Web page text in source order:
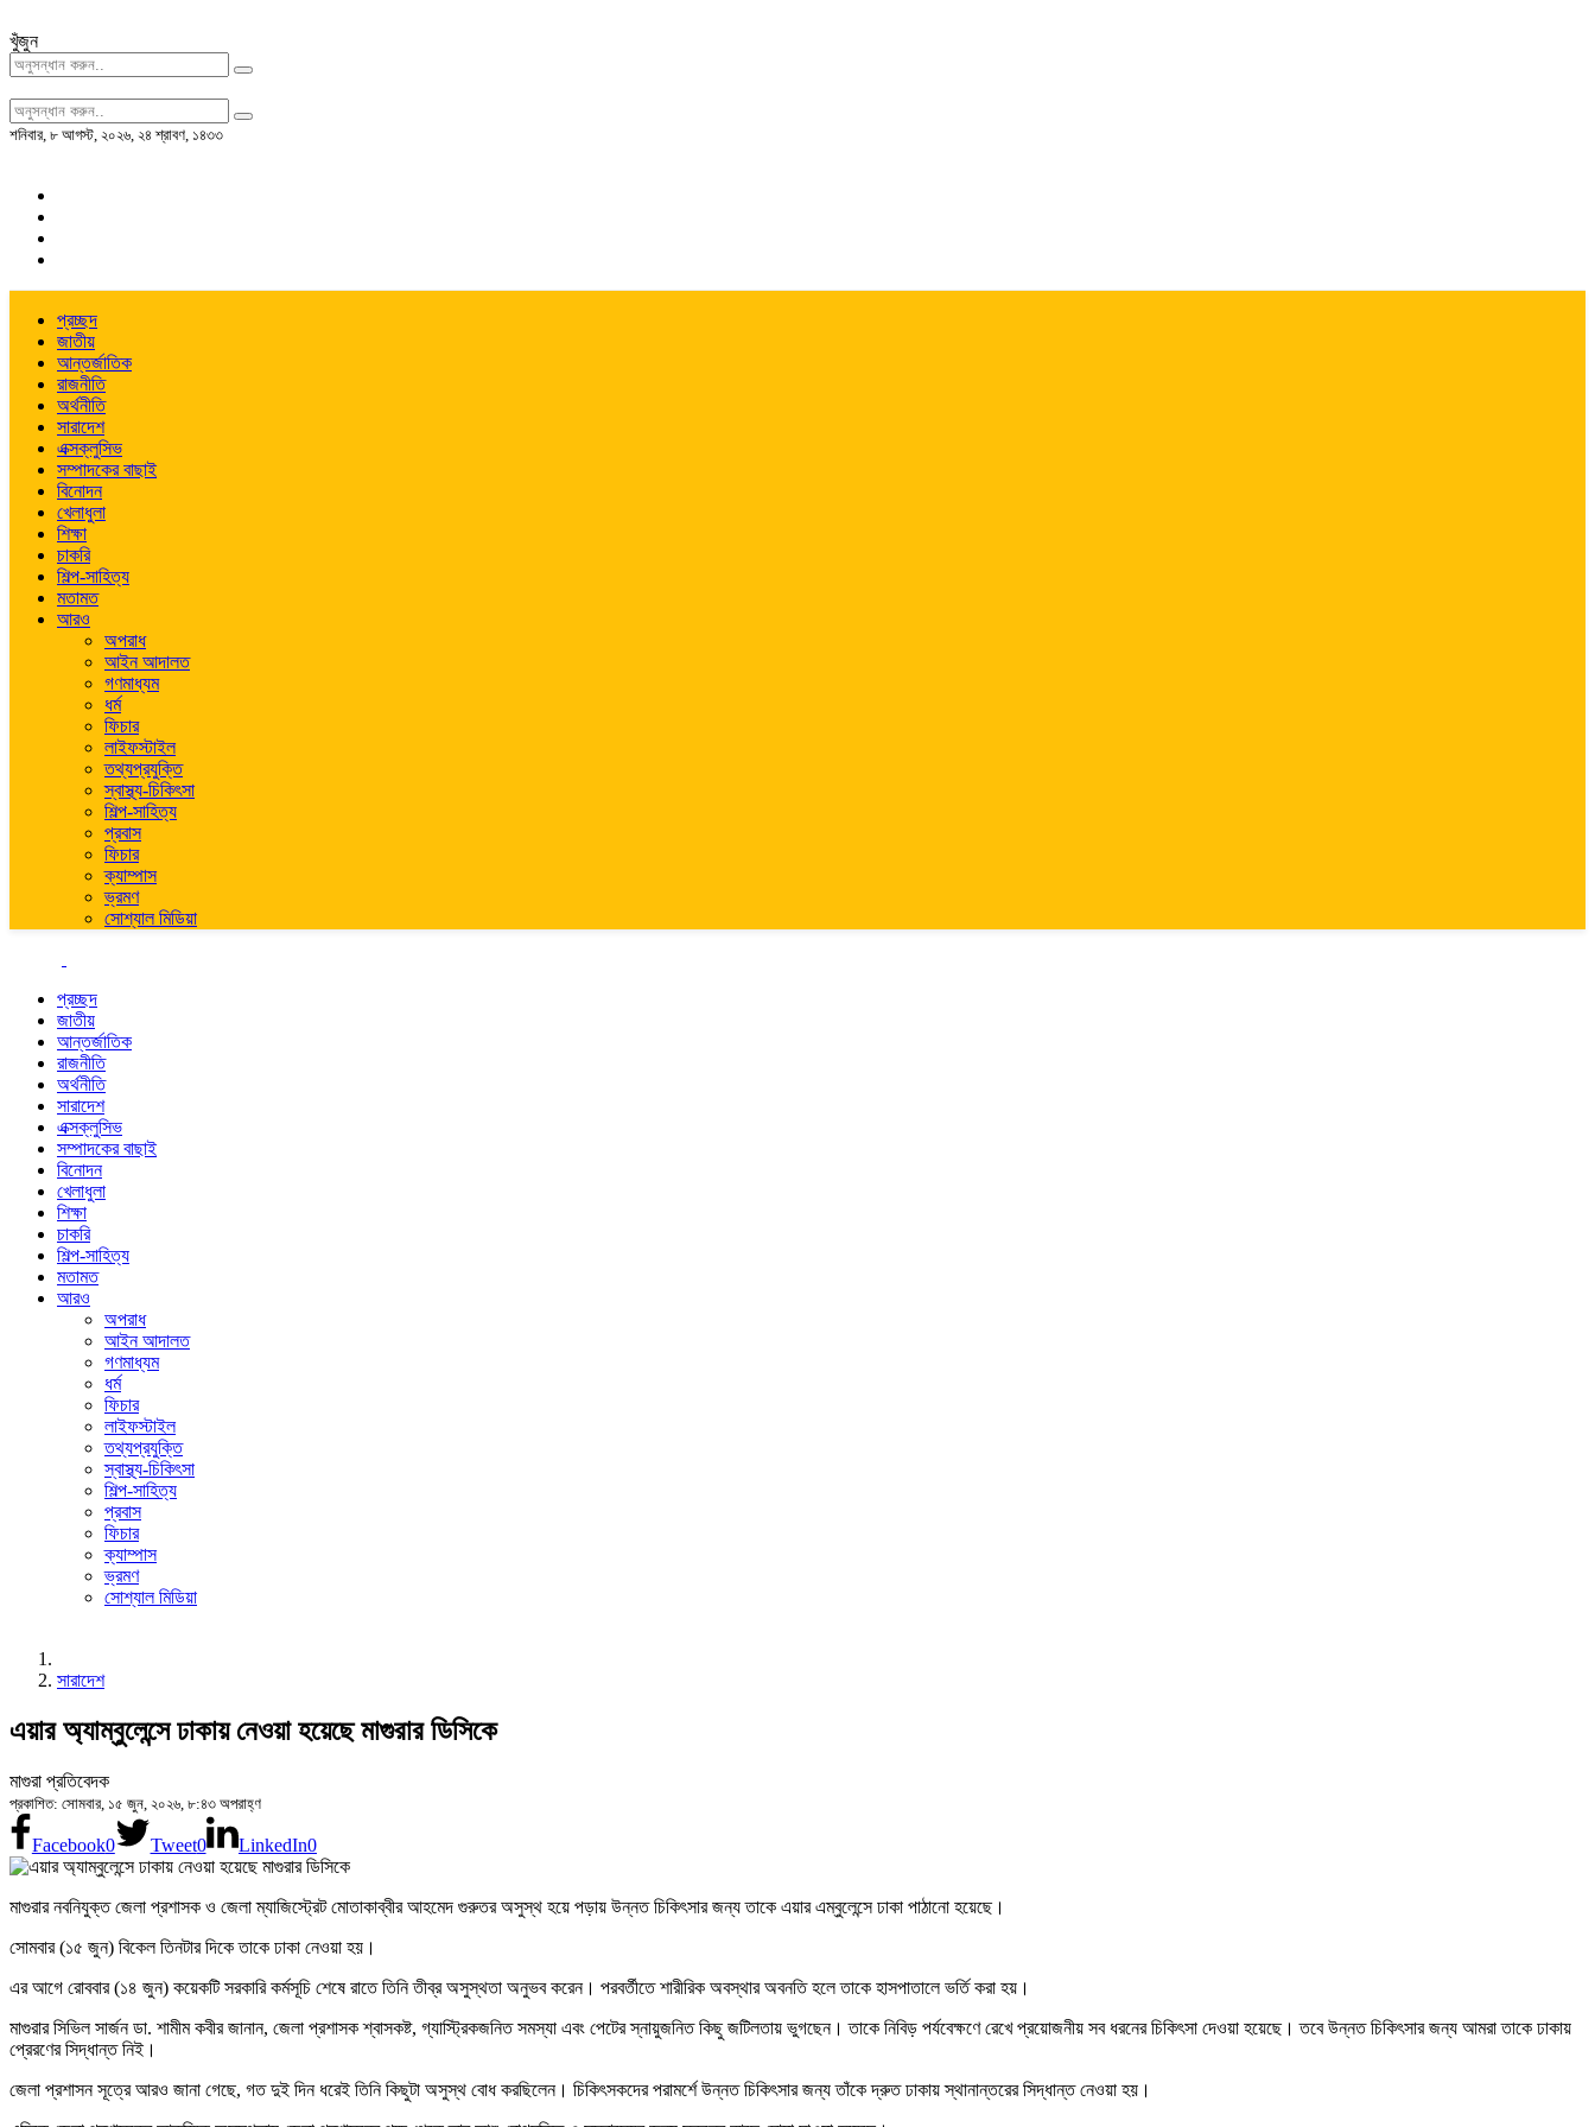
খুঁজুন
শনিবার, ৮ আগস্ট, ২০২৬, ২৪ শ্রাবণ, ১৪৩৩
প্রচ্ছদ
জাতীয়
আন্তর্জাতিক
রাজনীতি
অর্থনীতি
সারাদেশ
এক্সক্লুসিভ
সম্পাদকের বাছাই
বিনোদন
খেলাধুলা
শিক্ষা
চাকরি
শিল্প-সাহিত্য
মতামত
আরও
অপরাধ
আইন আদালত
গণমাধ্যম
ধর্ম
ফিচার
লাইফস্টাইল
তথ্যপ্রযুক্তি
স্বাস্থ্য-চিকিৎসা
শিল্প-সাহিত্য
প্রবাস
ফিচার
ক্যাম্পাস
ভ্রমণ
সোশ্যাল মিডিয়া
প্রচ্ছদ
জাতীয়
আন্তর্জাতিক
রাজনীতি
অর্থনীতি
সারাদেশ
এক্সক্লুসিভ
সম্পাদকের বাছাই
বিনোদন
খেলাধুলা
শিক্ষা
চাকরি
শিল্প-সাহিত্য
মতামত
আরও
অপরাধ
আইন আদালত
গণমাধ্যম
ধর্ম
ফিচার
লাইফস্টাইল
তথ্যপ্রযুক্তি
স্বাস্থ্য-চিকিৎসা
শিল্প-সাহিত্য
প্রবাস
ফিচার
ক্যাম্পাস
ভ্রমণ
সোশ্যাল মিডিয়া
সারাদেশ
এয়ার অ্যাম্বুলেন্সে ঢাকায় নেওয়া হয়েছে মাগুরার ডিসিকে
মাগুরা প্রতিবেদক
প্রকাশিত: সোমবার, ১৫ জুন, ২০২৬, ৮:৪৩ অপরাহ্ণ
Facebook0 Tweet0 LinkedIn0
মাগুরার নবনিযুক্ত জেলা প্রশাসক ও জেলা ম্যাজিস্ট্রেট মোতাকাব্বীর আহমেদ গুরুতর অসুস্থ হয়ে পড়ায় উন্নত চিকিৎসার জন্য তাকে এয়ার এম্বুলেন্সে ঢাকা পাঠানো হয়েছে।
সোমবার (১৫ জুন) বিকেল তিনটার দিকে তাকে ঢাকা নেওয়া হয়।
এর আগে রোববার (১৪ জুন) কয়েকটি সরকারি কর্মসূচি শেষে রাতে তিনি তীব্র অসুস্থতা অনুভব করেন। পরবর্তীতে শারীরিক অবস্থার অবনতি হলে তাকে হাসপাতালে ভর্তি করা হয়।
মাগুরার সিভিল সার্জন ডা. শামীম কবীর জানান, জেলা প্রশাসক শ্বাসকষ্ট, গ্যাস্ট্রিকজনিত সমস্যা এবং পেটের স্নায়ুজনিত কিছু জটিলতায় ভুগছেন। তাকে নিবিড় পর্যবেক্ষণে রেখে প্রয়োজনীয় সব ধরনের চিকিৎসা দেওয়া হয়েছে। তবে উন্নত চিকিৎসার জন্য আমরা তাকে ঢাকায়
প্রেরণের সিদ্ধান্ত নিই।
জেলা প্রশাসন সূত্রে আরও জানা গেছে, গত দুই দিন ধরেই তিনি কিছুটা অসুস্থ বোধ করছিলেন। চিকিৎসকদের পরামর্শে উন্নত চিকিৎসার জন্য তাঁকে দ্রুত ঢাকায় স্থানান্তরের সিদ্ধান্ত নেওয়া হয়।